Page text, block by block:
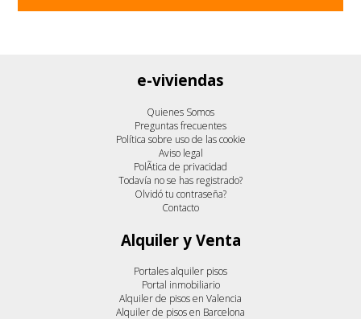
e-viviendas
Quienes Somos
Preguntas frecuentes
Política sobre uso de las cookie
Aviso legal
PolÃ­tica de privacidad
Todavía no se has registrado?
Olvidó tu contraseña?
Contacto
Alquiler y Venta
Portales alquiler pisos
Portal inmobiliario
Alquiler de pisos en Valencia
Alquiler de pisos en Barcelona